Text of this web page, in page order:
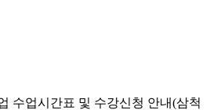
수업시간표 및 수강신청 안내(삼척